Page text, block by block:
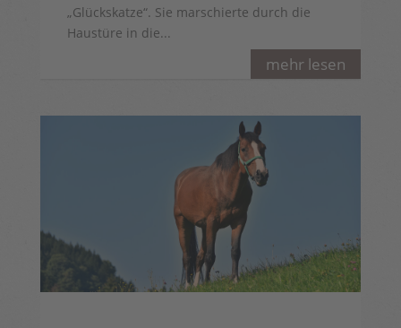
mehr lesen
„Glückskatze“. Sie marschierte durch die
Haustüre in die...